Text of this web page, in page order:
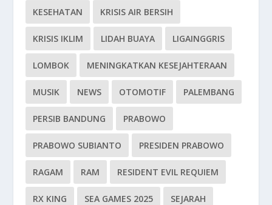
KESEHATAN KRISIS AIR BERSIH
KRISIS IKLIM LIDAH BUAYA LIGAINGGRIS
LOMBOK MENINGKATKAN KESEJAHTERAAN
MUSIK NEWS OTOMOTIF PALEMBANG
PERSIB BANDUNG PRABOWO
PRABOWO SUBIANTO PRESIDEN PRABOWO
RAGAM RAM RESIDENT EVIL REQUIEM
RX KING SEA GAMES 2025 SEJARAH